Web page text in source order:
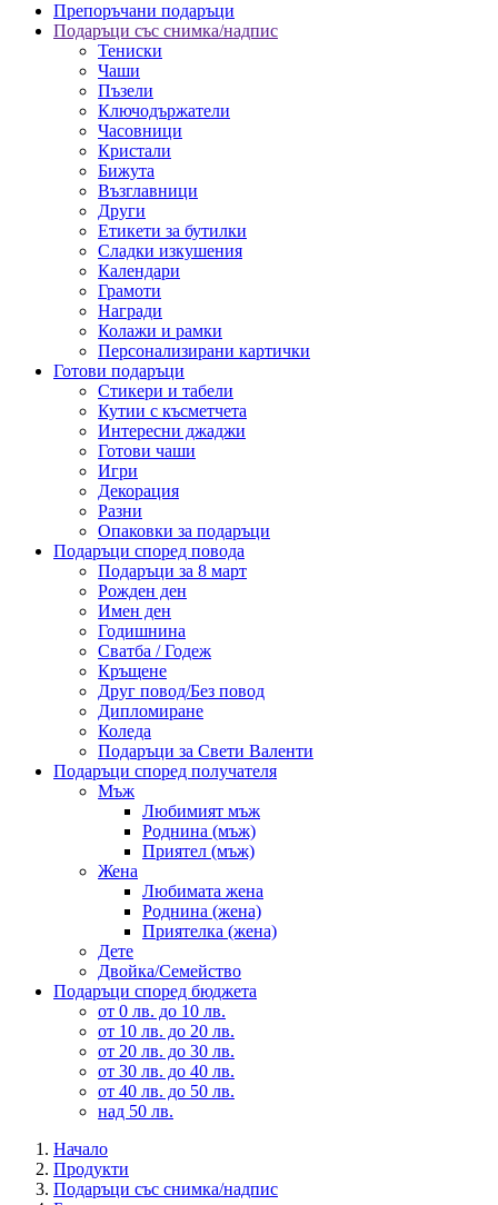
Препоръчани подаръци
Подаръци със снимка/надпис
Тениски
Чаши
Пъзели
Ключодържатели
Часовници
Кристали
Бижута
Възглавници
Други
Етикети за бутилки
Сладки изкушения
Календари
Грамоти
Награди
Колажи и рамки
Персонализирани картички
Готови подаръци
Стикери и табели
Кутии с късметчета
Интересни джаджи
Готови чаши
Игри
Декорация
Разни
Опаковки за подаръци
Подаръци според повода
Подаръци за 8 март
Рожден ден
Имен ден
Годишнина
Сватба / Годеж
Кръщене
Друг повод/Без повод
Дипломиране
Коледа
Подаръци за Свети Валенти
Подаръци според получателя
Мъж
Любимият мъж
Роднина (мъж)
Приятел (мъж)
Жена
Любимата жена
Роднина (жена)
Приятелка (жена)
Дете
Двойка/Семейство
Подаръци според бюджета
от 0 лв. до 10 лв.
от 10 лв. до 20 лв.
от 20 лв. до 30 лв.
от 30 лв. до 40 лв.
от 40 лв. до 50 лв.
над 50 лв.
Начало
Продукти
Подаръци със снимка/надпис